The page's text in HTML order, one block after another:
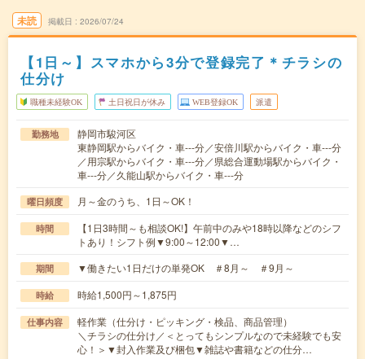
未読 掲載日 2026/07/24
【1日～】スマホから3分で登録完了＊チラシの
仕分け
職種未経験OK 土日祝日が休み WEB登録OK 派遣
勤務地
静岡市駿河区
東静岡駅からバイク・車---分／安倍川駅からバイク・車---分
／用宗駅からバイク・車---分／県総合運動場駅からバイク・
車---分／久能山駅からバイク・車---分
曜日頻度 月～金のうち、1日～OK！
時間
【1日3時間～も相談OK!】午前中のみや18時以降などのシフ
トあり！シフト例▼9:00～12:00▼…
期間 ▼働きたい1日だけの単発OK ＃8月～ ＃9月～
時給 時給1,500円～1,875円
仕事内容
軽作業（仕分け・ピッキング・検品、商品管理）
＼チラシの仕分け／＜とってもシンプルなので未経験でも安
心！＞▼封入作業及び梱包▼雑誌や書籍などの仕分…